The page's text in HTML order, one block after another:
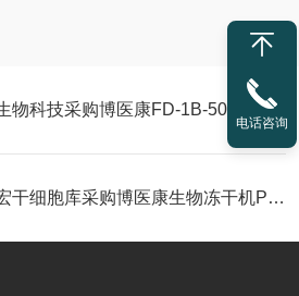
赛尔富森生物科技采购博医康FD-1B-50实验型冻干机
内蒙古银宏干细胞库采购博医康生物冻干机Pilot10-15Es
电话咨询